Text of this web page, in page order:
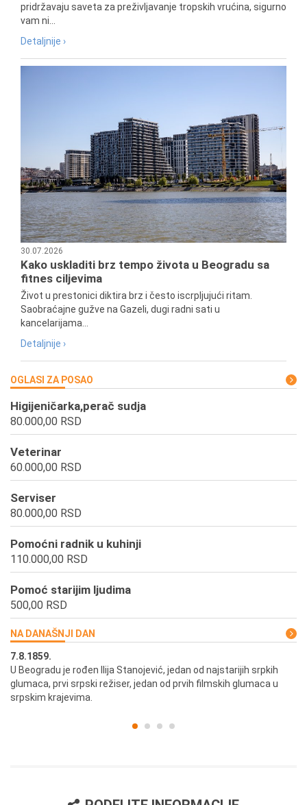
pridržavaju saveta za preživljavanje tropskih vrućina, sigurno
vam ni...
Detaljnije ›
30.07.2026
Kako uskladiti brz tempo života u Beogradu sa
fitnes ciljevima
Život u prestonici diktira brz i često iscrpljujući ritam.
Saobraćajne gužve na Gazeli, dugi radni sati u
kancelarijama...
Detaljnije ›
OGLASI ZA POSAO
Higijeničarka,perač sudja
80.000,00 RSD
Veterinar
60.000,00 RSD
Serviser
80.000,00 RSD
Pomoćni radnik u kuhinji
110.000,00 RSD
Pomoć starijim ljudima
500,00 RSD
NA DANAŠNJI DAN
7.8.1859.
U Beogradu je rođen Ilija Stanojević, jedan od najstarijih srpkih
glumaca, prvi srpski režiser, jedan od prvih filmskih glumaca u
srpskim krajevima.